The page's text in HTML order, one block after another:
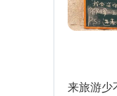
来旅游少